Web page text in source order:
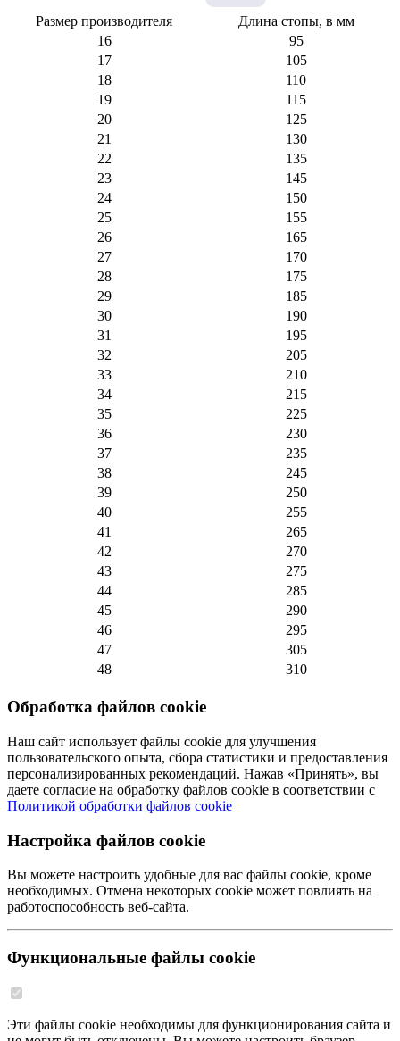
Размер производителя
Длина стопы, в мм
16
95
17
105
18
110
19
115
20
125
21
130
22
135
23
145
24
150
25
155
26
165
27
170
28
175
29
185
30
190
31
195
32
205
33
210
34
215
35
225
36
230
37
235
38
245
39
250
40
255
41
265
42
270
43
275
44
285
45
290
46
295
47
305
48
310
Обработка файлов cookie
Наш сайт использует файлы cookie для улучшения
пользовательского опыта, сбора статистики и предоставления
персонализированных рекомендаций. Нажав «Принять», вы
даете согласие на обработку файлов cookie в соответствии с
Политикой обработки файлов cookie
Настройка файлов cookie
Вы можете настроить удобные для вас файлы cookie, кроме
необходимых. Отмена некоторых cookie может повлиять на
работоспособность веб-сайта.
Функциональные файлы cookie
Эти файлы cookie необходимы для функционирования сайта и